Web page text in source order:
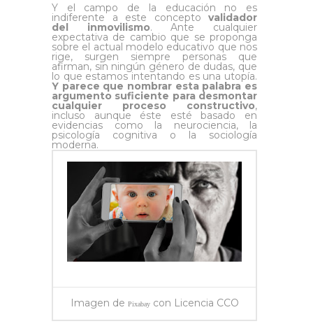
Y el campo de la educación no es
indiferente a este concepto validador
del inmovilismo. Ante cualquier
expectativa de cambio que se proponga
sobre el actual modelo educativo que nos
rige, surgen siempre personas que
afirman, sin ningún género de dudas, que
lo que estamos intentando es una utopía.
Y parece que nombrar esta palabra es
argumento suficiente para desmontar
cualquier proceso constructivo,
incluso aunque éste esté basado en
evidencias como la neurociencia, la
psicología cognitiva o la sociología
moderna.
Imagen de Pixabaycon Licencia CCO